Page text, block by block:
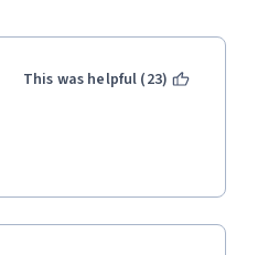
This was helpful (23)